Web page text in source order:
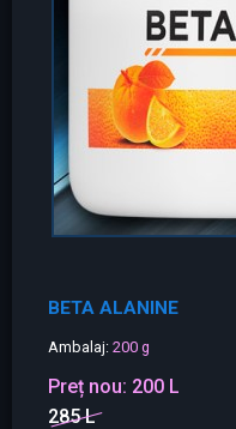
BETA ALANINE
Ambalaj: 200 g
Preț nou: 200 L
285 L